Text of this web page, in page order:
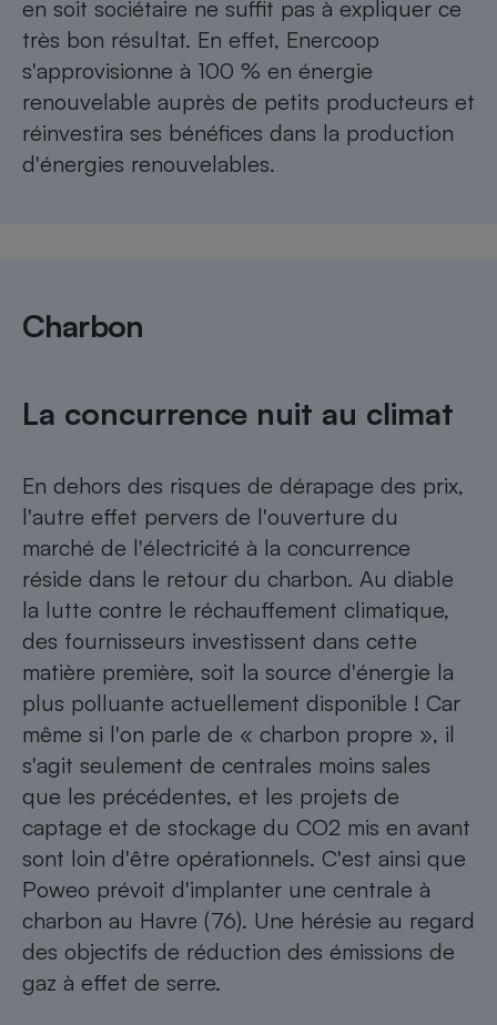
en soit sociétaire ne suffit pas à expliquer ce
très bon résultat. En effet, Enercoop
s'approvisionne à 100 % en énergie
renouvelable auprès de petits producteurs et
réinvestira ses bénéfices dans la production
d'énergies renouvelables.
Charbon
La concurrence nuit au climat
En dehors des risques de dérapage des prix,
l'autre effet pervers de l'ouverture du
marché de l'électricité à la concurrence
réside dans le retour du charbon. Au diable
la lutte contre le réchauffement climatique,
des fournisseurs investissent dans cette
matière première, soit la source d'énergie la
plus polluante actuellement disponible ! Car
même si l'on parle de « charbon propre », il
s'agit seulement de centrales moins sales
que les précédentes, et les projets de
captage et de stockage du CO2 mis en avant
sont loin d'être opérationnels. C'est ainsi que
Poweo prévoit d'implanter une centrale à
charbon au Havre (76). Une hérésie au regard
des objectifs de réduction des émissions de
gaz à effet de serre.